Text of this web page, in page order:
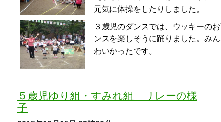
白金台幼稚園伝統の「森のリレー
ろう、勝てるように走る練習をし
とさないようにしっかり渡すよう
命応援してくれます。年長組にあ
すね。頑張れ！！！ゆり組すみれ